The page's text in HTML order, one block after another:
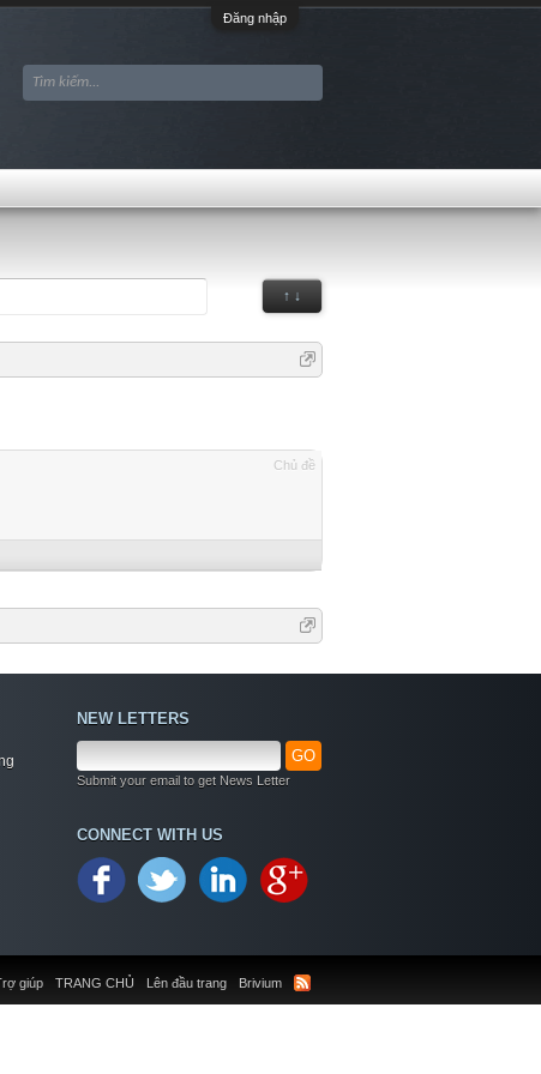
Đăng nhập
↑ ↓
Chủ đề
NEW LETTERS
GO
Submit your email to get News Letter
CONNECT WITH US
giúp TRANG CHỦ Lên đầu trang Brivium